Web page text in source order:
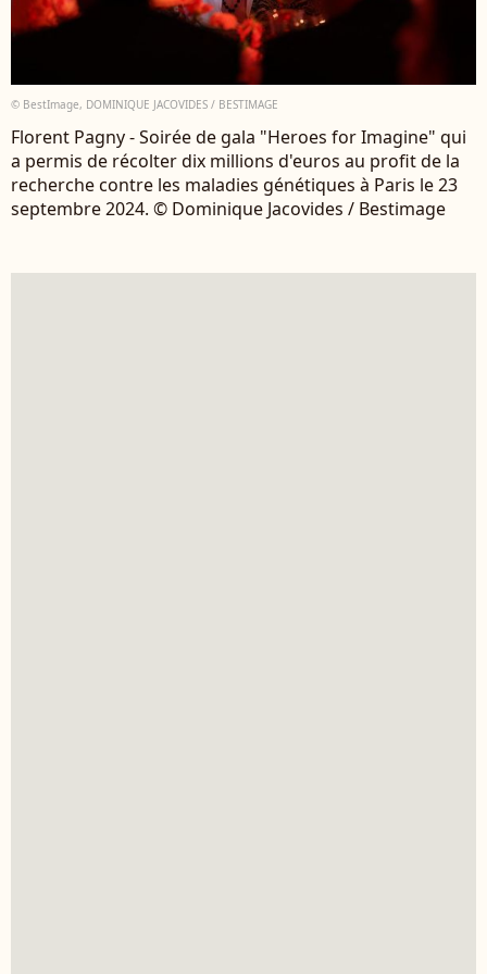
© BestImage, DOMINIQUE JACOVIDES / BESTIMAGE
Florent Pagny - Soirée de gala "Heroes for Imagine" qui
a permis de récolter dix millions d'euros au profit de la
recherche contre les maladies génétiques à Paris le 23
septembre 2024. © Dominique Jacovides / Bestimage